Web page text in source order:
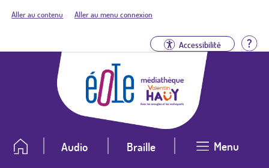
Aller au contenu Aller au menu connexion
Accessibilité
Audio Braille Menu